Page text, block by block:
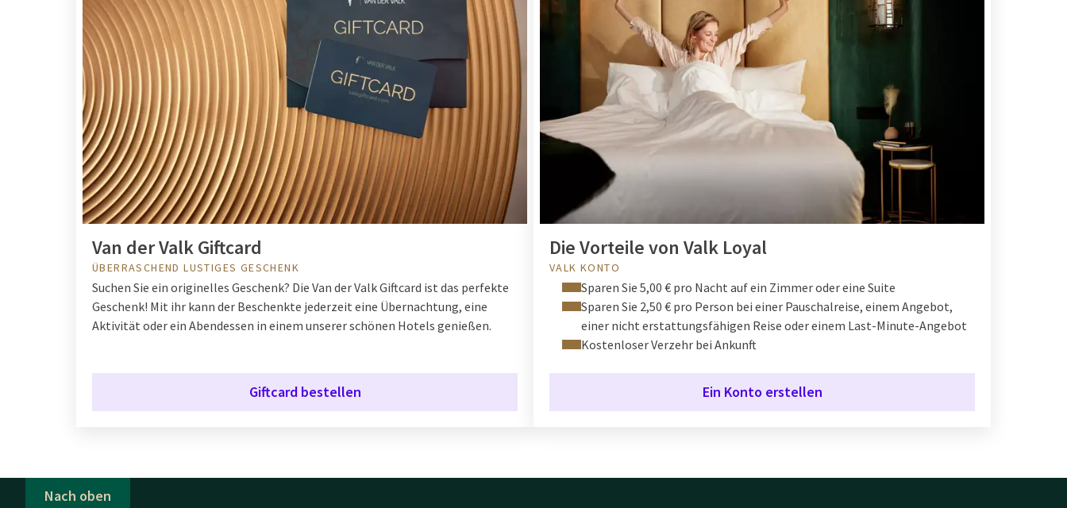
Van der Valk Giftcard
ÜBERRASCHEND LUSTIGES GESCHENK
Suchen Sie ein originelles Geschenk? Die Van der Valk Giftcard ist das perfekte
Geschenk! Mit ihr kann der Beschenkte jederzeit eine Übernachtung, eine
Aktivität oder ein Abendessen in einem unserer schönen Hotels genießen.
Giftcard bestellen
Die Vorteile von Valk Loyal
VALK KONTO
Sparen Sie 5,00 € pro Nacht auf ein Zimmer oder eine Suite
Sparen Sie 2,50 € pro Person bei einer Pauschalreise, einem Angebot,
einer nicht erstattungsfähigen Reise oder einem Last-Minute-Angebot
Kostenloser Verzehr bei Ankunft
Ein Konto erstellen
Nach oben